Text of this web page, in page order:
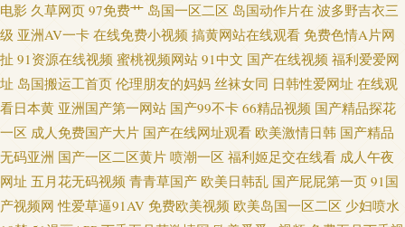
电影 久草网页 97免费艹 岛国一区二区 岛国动作片在 波多野吉衣三
级 亚洲AV一卡 在线免费小视频 搞黄网站在线观看 免费色情A片网
扯 91资源在线视频 蜜桃视频网站 91中文 国产在线视频 福利爱爱网
址 岛国搬运工首页 伦理朋友的妈妈 丝袜女同 日韩性爱网址 在线观
看日本黄 亚洲国产第一网站 国产99不卡 66精品视频 国产精品探花
一区 成人免费国产大片 国产在线网址观看 欧美激情日韩 国产精品
无码亚洲 国产一区二区黄片 喷潮一区 福利姬足交在线看 成人午夜
网址 五月花无码视频 青青草国产 欧美日韩乱 国产屁屁第一页 91国
产视频网 性爱草逼91AV 免费欧美视频 欧美岛国一区二区 少妇喷水